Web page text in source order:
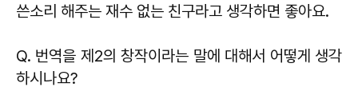
쓴소리 해주는 재수 없는 친구라고 생각하면 좋아요.
Q. 번역을 제2의 창작이라는 말에 대해서 어떻게 생각
하시나요?